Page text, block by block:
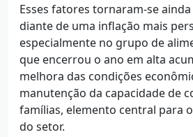
Esses fatores tornaram-se
diante de uma inflação mais
especialmente no grupo de
que encerrou o ano em alta
melhora das condições
manutenção da capacidade de
famílias, elemento central para
do setor.